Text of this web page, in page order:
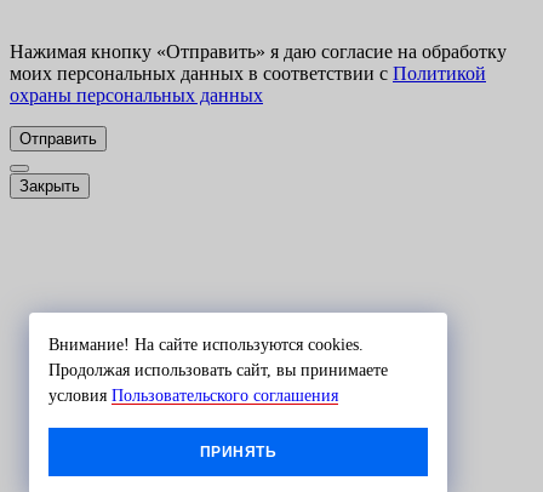
Внимание! На сайте используются cookies.
Продолжая использовать сайт, вы принимаете
условия Пользовательского соглашения
ПРИНЯТЬ
Нажимая кнопку «Отправить» я даю согласие на обработку
моих персональных данных в соответствии с Политикой
охраны персональных данных
Отправить
Закрыть